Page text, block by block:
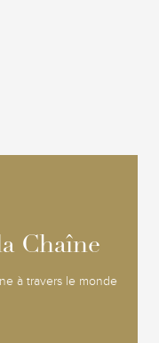
Chaîne
à travers le monde
Chaîne